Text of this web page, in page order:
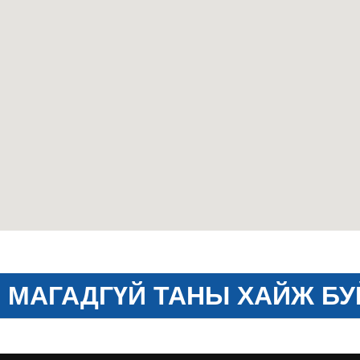
МАГАДГҮЙ ТАНЫ ХАЙЖ